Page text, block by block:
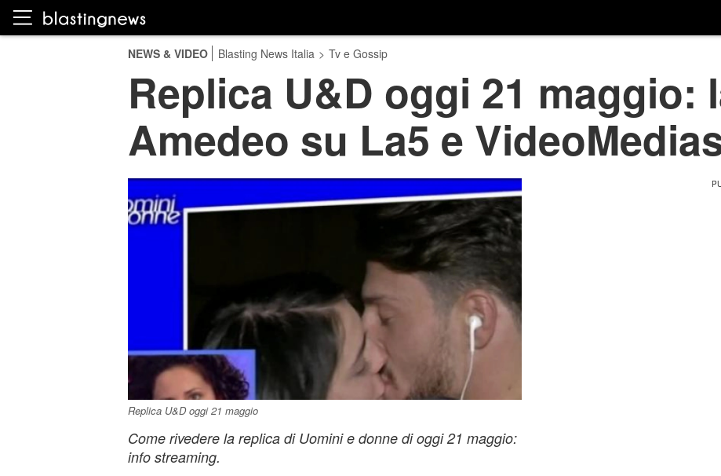
NEWS & VIDEO Blasting News Italia > Tv e Gossip
Replica U&D oggi 21 maggio:
Amedeo su La5 e
Replica U&D oggi 21 maggio
Come rivedere la replica di Uomini e donne di oggi 21 maggio:
info streaming.